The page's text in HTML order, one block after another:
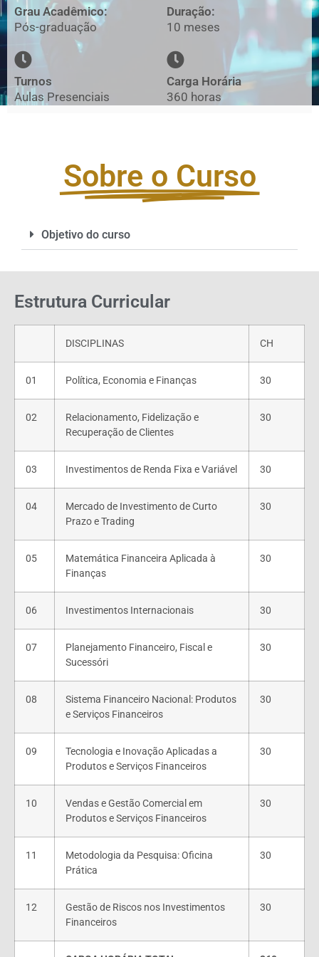
Grau Acadêmico:
Pós-graduação
Duração:
10 meses
Turnos
Aulas Presenciais
Carga Horária
360 horas
Sobre o Curso
Objetivo do curso
Estrutura Curricular
DISCIPLINAS CH
01 Política, Economia e Finanças 30
02
Relacionamento, Fidelização e
Recuperação de Clientes
30
03 Investimentos de Renda Fixa e Variável 30
04
Mercado de Investimento de Curto
Prazo e Trading
30
05
Matemática Financeira Aplicada à
Finanças
30
06 Investimentos Internacionais 30
07
Planejamento Financeiro, Fiscal e
Sucessóri
30
08
Sistema Financeiro Nacional: Produtos
e Serviços Financeiros
30
09
Tecnologia e Inovação Aplicadas a
Produtos e Serviços Financeiros
30
10
Vendas e Gestão Comercial em
Produtos e Serviços Financeiros
30
11
Metodologia da Pesquisa: Oficina
Prática
30
12
Gestão de Riscos nos Investimentos
Financeiros
30